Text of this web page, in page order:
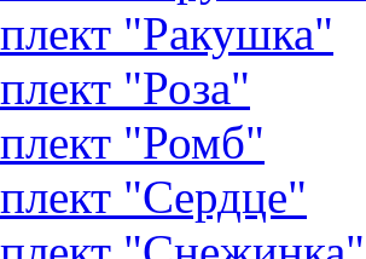
"Ракушка"
"Роза"
"Ромб"
"Сердце"